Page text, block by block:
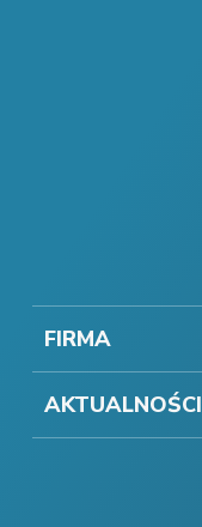
FIRMA
AKTUALNOŚCI